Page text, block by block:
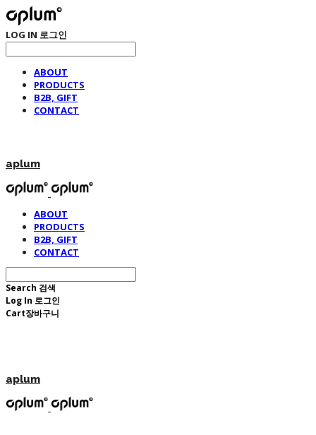
LOG IN 로그인
ABOUT
PRODUCTS
B2B, GIFT
CONTACT
aplum
ABOUT
PRODUCTS
B2B, GIFT
CONTACT
Search 검색
Log In 로그인
Cart장바구니
aplum